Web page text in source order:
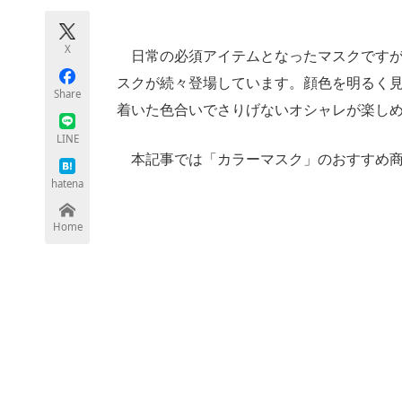
X
Share
LINE
hatena
Home
日常の必須アイテムとなったマスクです
スクが続々登場しています。顔色を明るく
着いた色合いでさりげないオシャレが楽し
本記事では「カラーマスク」のおすすめ